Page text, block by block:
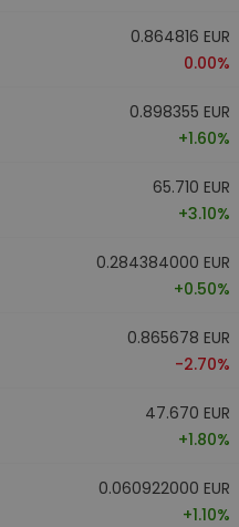
0.864816 EUR
0.00%
0.898355 EUR
+1.60%
65.710 EUR
+3.10%
0.284384000 EUR
+0.50%
0.865678 EUR
-2.70%
47.670 EUR
+1.80%
0.060922000 EUR
+1.10%